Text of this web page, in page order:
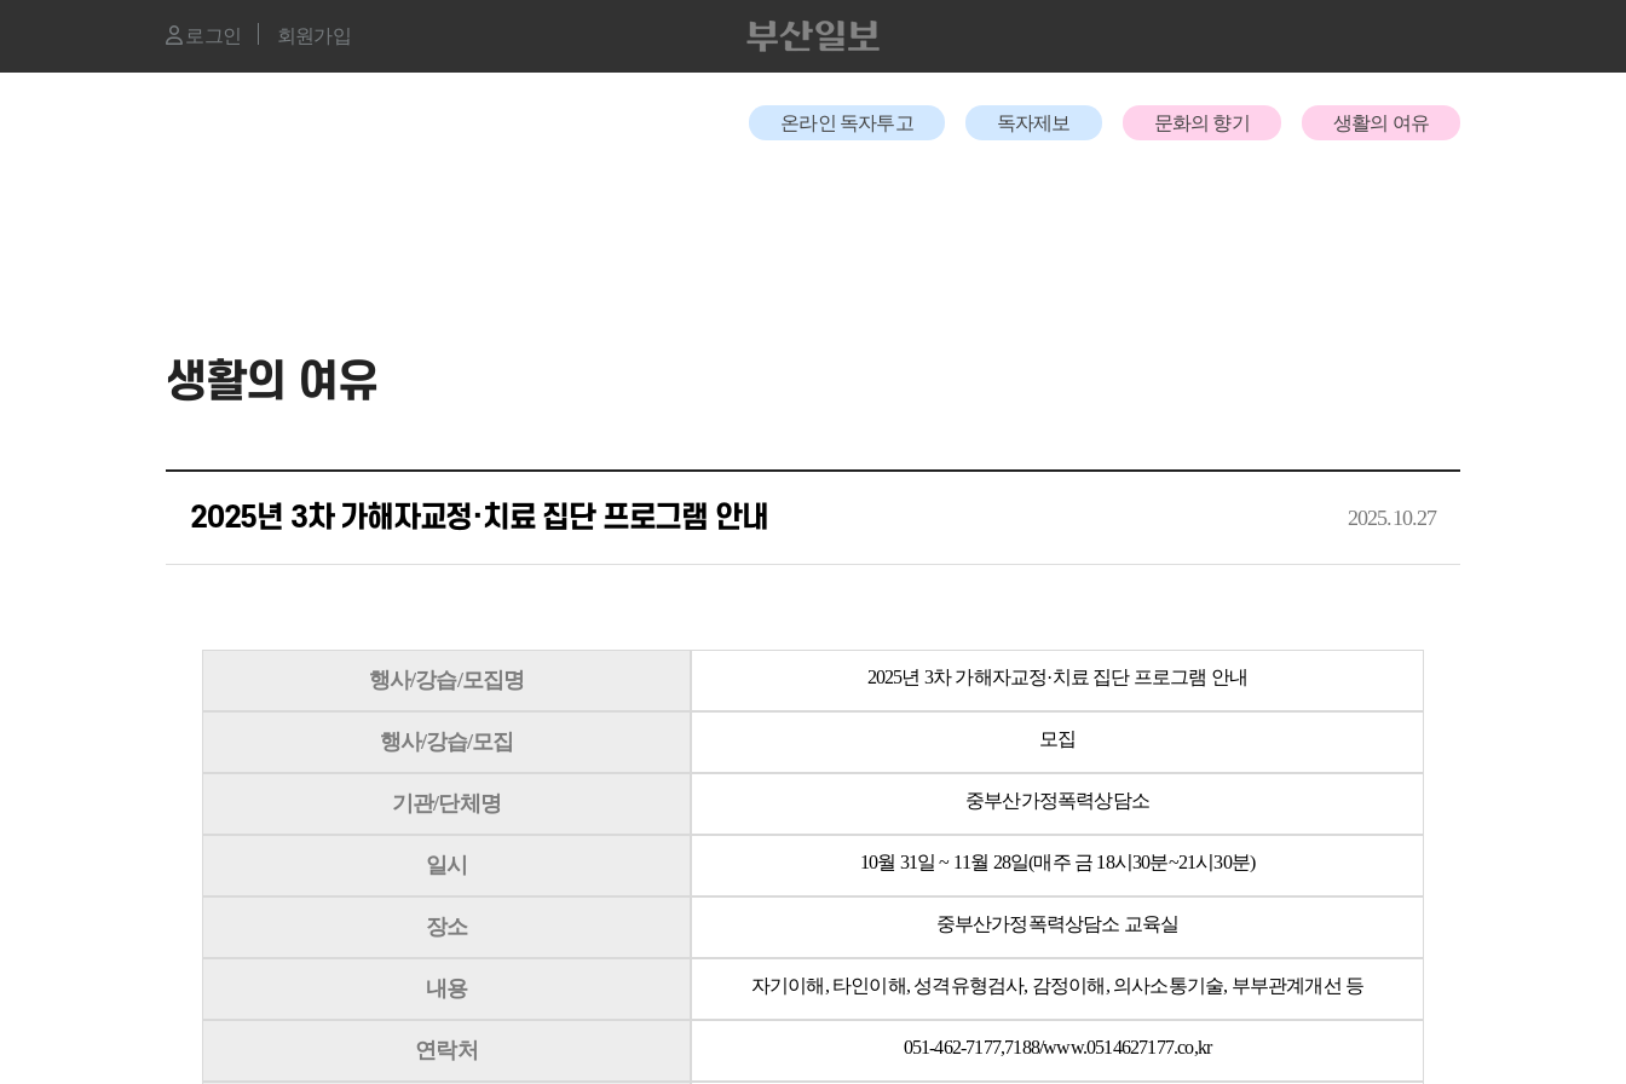
로그인 회원가입
온라인 독자투고 독자제보 문화의 향기 생활의 여유
생활의 여유
2025년 3차 가해자교정·치료 집단 프로그램 안내 2025.10.27
행사/강습/모집명 2025년 3차 가해자교정·치료 집단 프로그램 안내
행사/강습/모집 모집
기관/단체명 중부산가정폭력상담소
일시 10월 31일 ~ 11월 28일(매주 금 18시30분~21시30분)
장소 중부산가정폭력상담소 교육실
내용 자기이해, 타인이해, 성격유형검사, 감정이해, 의사소통기술, 부부관계개선 등
연락처 051-462-7177,7188/www.0514627177.co,kr